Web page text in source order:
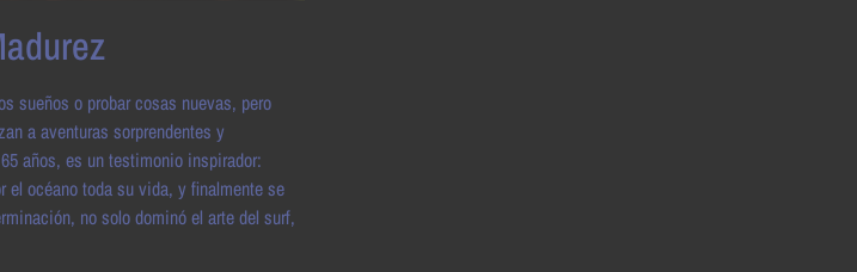
sueños o probar cosas nuevas, pero
a aventuras sorprendentes y
años, es un testimonio inspirador:
el océano toda su vida, y finalmente se
no solo dominó el arte del surf,